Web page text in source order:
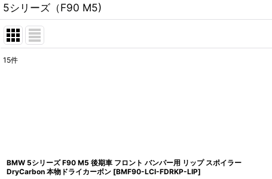
5シリーズ（F90 M5)
15件
BMW 5シリーズ F90 M5 後期車 フロント バンパー用 リップ スポイラー
DryCarbon 本物ドライカーボン [BMF90-LCI-FDRKP-LIP]